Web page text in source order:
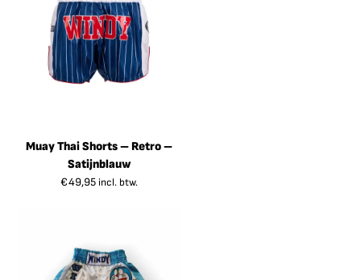
Muay Thai Shorts – Retro –
Satijnblauw
€49,95 incl. btw.